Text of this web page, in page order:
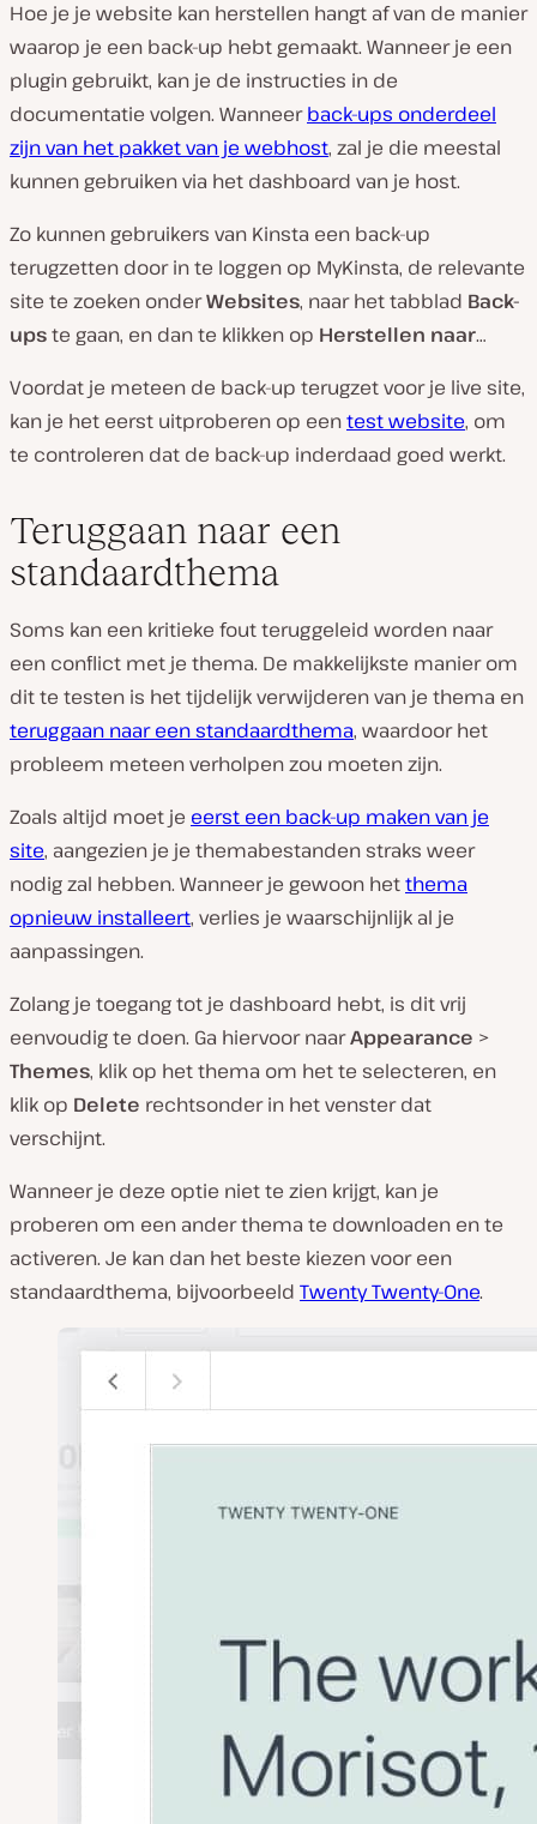
Hoe je je website kan herstellen hangt af van de manier
waarop je een back-up hebt gemaakt. Wanneer je een
plugin gebruikt, kan je de instructies in de
documentatie volgen. Wanneerback-ups onderdeel
zijn van het pakket van je webhost, zal je die meestal
kunnen gebruiken via het dashboard van je host.
Zo kunnen gebruikers van Kinsta een back-up
terugzetten door in te loggen op MyKinsta, de relevante
site te zoeken onderWebsites, naar het tabblad Back-
upste gaan, en dan te klikken op Herstellen naar…
Voordat je meteen de back-up terugzet voor je live site,
kan je het eerst uitproberen op eentest website, om
te controleren dat de back-up inderdaad goed werkt.
Teruggaan naar een
standaardthema
Soms kan een kritieke fout teruggeleid worden naar
een conflict met je thema. De makkelijkste manier om
dit te testen is het tijdelijk verwijderen van je thema en
teruggaan naar een standaardthema, waardoor het
probleem meteen verholpen zou moeten zijn.
Zoals altijd moet je eerst een back-up maken van je
site, aangezien je je themabestanden straks weer
nodig zal hebben. Wanneer je gewoon hetthema
opnieuw installeert, verlies je waarschijnlijk al je
aanpassingen.
Zolang je toegang tot je dashboard hebt, is dit vrij
eenvoudig te doen. Ga hiervoor naarAppearance >
Themes, klik op het thema om het te selecteren, en
klik op Delete rechtsonder in het venster dat
verschijnt.
Wanneer je deze optie niet te zien krijgt, kan je
proberen om een ander thema te downloaden en te
activeren. Je kan dan het beste kiezen voor een
standaardthema, bijvoorbeeld Twenty Twenty-One.